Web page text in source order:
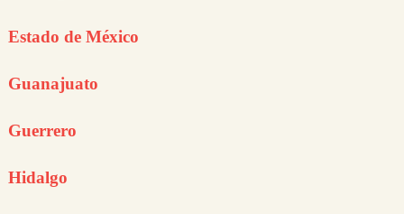
Estado de México
Guanajuato
Guerrero
Hidalgo